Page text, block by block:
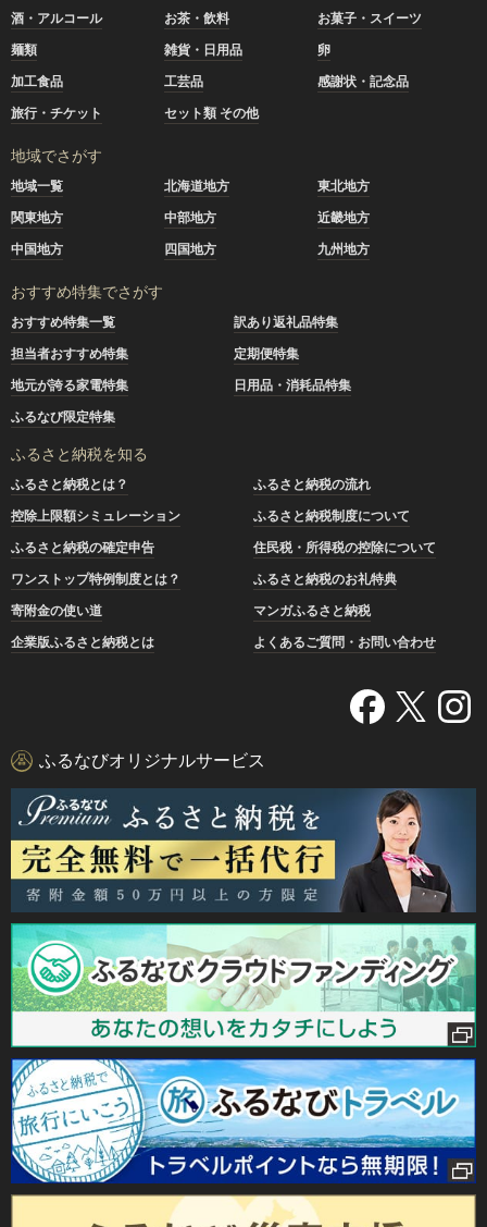
酒・アルコール
お茶・飲料
お菓子・スイーツ
麺類
雑貨・日用品
卵
加工食品
工芸品
感謝状・記念品
旅行・チケット
セット類 その他
地域でさがす
地域一覧 北海道地方
東北地方
関東地方
中部地方
近畿地方
中国地方
四国地方 九州地方
おすすめ特集でさがす
おすすめ特集一覧
訳あり返礼品特集
担当者おすすめ特集
定期便特集
地元が誇る家電特集
日用品・消耗品特集
ふるなび限定特集
ふるさと納税を知る
ふるさと納税とは？
ふるさと納税の流れ
控除上限額シミュレーション
ふるさと納税制度について
ふるさと納税の確定申告
住民税・所得税の控除について
ワンストップ特例制度とは？
ふるさと納税のお礼特典
寄附金の使い道
マンガふるさと納税
企業版ふるさと納税とは
よくあるご質問・お問い合わせ
ふるなびオリジナルサービス